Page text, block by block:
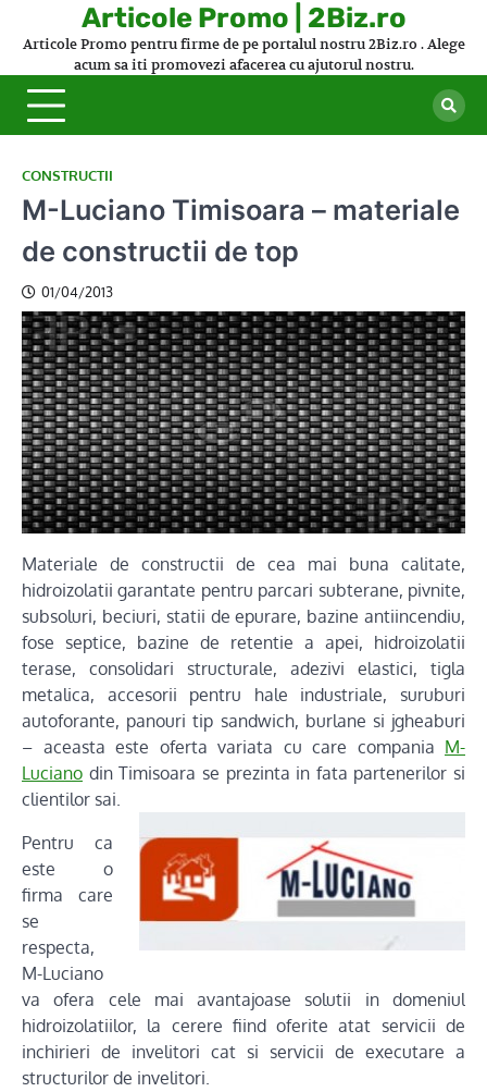
Articole Promo | 2Biz.ro
Articole Promo pentru firme de pe portalul nostru 2Biz.ro . Alege
acum sa iti promovezi afacerea cu ajutorul nostru.
CONSTRUCTII
M-Luciano Timisoara – materiale
de constructii de top
01/04/2013
Materiale de constructii de cea mai buna calitate,
hidroizolatii garantate pentru parcari subterane, pivnite,
subsoluri, beciuri, statii de epurare, bazine antiincendiu,
fose septice, bazine de retentie a apei, hidroizolatii
terase, consolidari structurale, adezivi elastici, tigla
metalica, accesorii pentru hale industriale, suruburi
autoforante, panouri tip sandwich, burlane si jgheaburi
– aceasta este oferta variata cu care compania M-
Luciano din Timisoara se prezinta in fata partenerilor si
clientilor sai.
Pentru ca
este o
firma care
se
respecta,
M-Luciano
va ofera cele mai avantajoase solutii in domeniul
hidroizolatiilor, la cerere fiind oferite atat servicii de
inchirieri de invelitori cat si servicii de executare a
structurilor de invelitori.